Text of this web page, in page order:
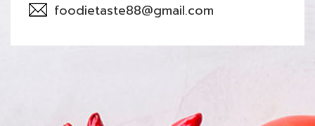
foodietaste88@gmail.com